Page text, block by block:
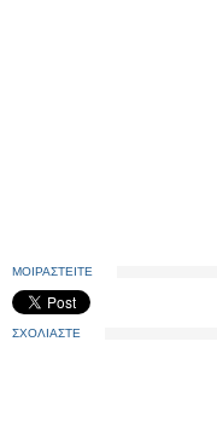
ΜΟΙΡΑΣΤΕΙΤΕ
ΣΧΟΛΙΑΣΤΕ